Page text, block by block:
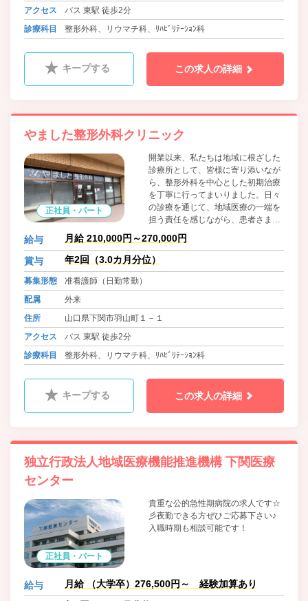
アクセス
バス 東駅 徒歩2分
診療科目
整形外科、リウマチ科、ﾘﾊﾋﾞﾘﾃｰｼｮﾝ科
キープする この求人の詳細
やました整形外科クリニック
正社員・パート
開業以来、私たちは地域に根ざした
診療所として、皆様に寄り添いなが
ら、整形外科を中心とした初期治療
を丁寧に行ってまいりました。日々
の診療を通じて、地域医療の一端を
担う責任を感じながら、患者さま一
人ひとりに適切な治療と温かい対応
を心がけております。 これからも、
地域の皆様の身近で信頼される「か
かりつけ医」として、皆様の健康と
力してまいります。
給与 月給 210,000円～270,000円
賞与 年2回（3.0カ月分位）
募集形態
准看護師（日勤常勤）
配属
外来
住所
山口県下関市羽山町１－１
アクセス
バス 東駅 徒歩2分
診療科目
整形外科、リウマチ科、ﾘﾊﾋﾞﾘﾃｰｼｮﾝ科
キープする この求人の詳細
独立行政法人地域医療機能推進機構 下関医療
センター
正社員・パート
貴重な公的急性期病院の求人です☆
彡夜勤できる方ぜひご応募下さい♪
入職時期も相談可能です！
給与 月給 （大学卒）276,500円～ 経験加算あり